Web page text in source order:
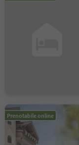
Prenotabile online